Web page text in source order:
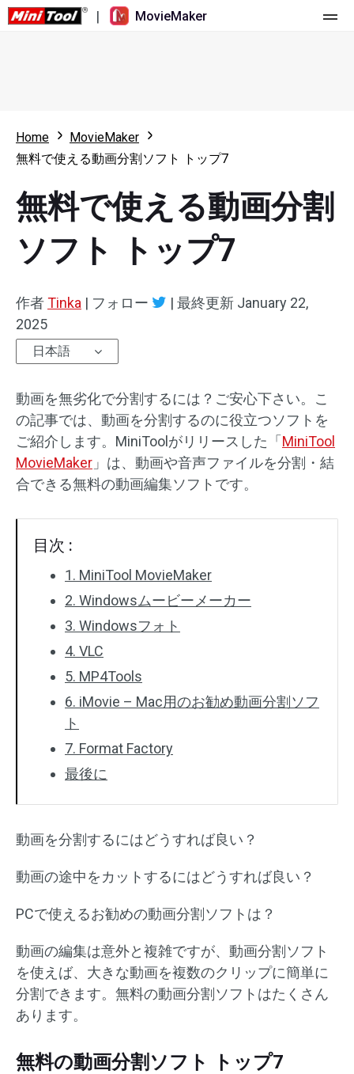
| MovieMaker
更新履歴
概要
マルチトラック動画編集
速度変更/リバース
トリミング/スプリット/クロップ
テキスト/エレメント
動画エフェクト
動画色調整
バッチ処理
透かしなし
リソース
ユーザーマニュアル
ビデオ編集のヒント
動画ツール
画面録画ツール
オンライン動画ダウンロード ツール
Home
MovieMaker
無料で使える動画分割ソフト トップ7
無料で使える動画分割
ソフト トップ7
作者Tinka | フォロー | 最終更新 January 22,
2025
日本語
動画を無劣化で分割するには？ご安心下さい。こ
の記事では、動画を分割するのに役立つソフトを
ご紹介します。MiniToolがリリースした「 MiniTool
MovieMaker 」は、動画や音声ファイルを分割・結
合できる無料の動画編集ソフトです。
目次 :
1. MiniTool MovieMaker
2. Windowsムービーメーカー
3. Windowsフォト
4. VLC
5. MP4Tools
6. iMovie – Mac用のお勧め動画分割ソフ
ト
7. Format Factory
最後に
動画を分割するにはどうすれば良い？
動画の途中をカットするにはどうすれば良い？
PCで使えるお勧めの動画分割ソフトは？
動画の編集は意外と複雑ですが、動画分割ソフト
を使えば、大きな動画を複数のクリップに簡単に
分割できます。無料の動画分割ソフトはたくさん
あります。
無料の動画分割ソフト トップ7